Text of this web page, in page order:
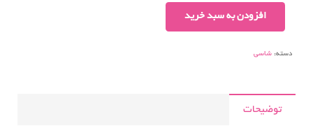
چراغدار
افزودن به سبد خرید
دسته: شاسی
توضیحات